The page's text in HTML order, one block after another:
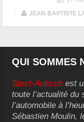
JEAN-BAPTISTE
QUI SOMMES
Sport-Auto.ch est
toute l’actualité du
l’automobile à
Sébastien Moulin,